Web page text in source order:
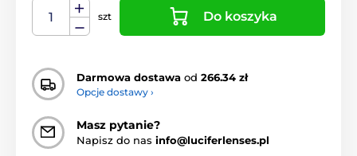
szt Do koszyka
Darmowa dostawa od 266.34 zł
Opcje dostawy ›
Masz pytanie?
Napisz do nas info@luciferlenses.pl